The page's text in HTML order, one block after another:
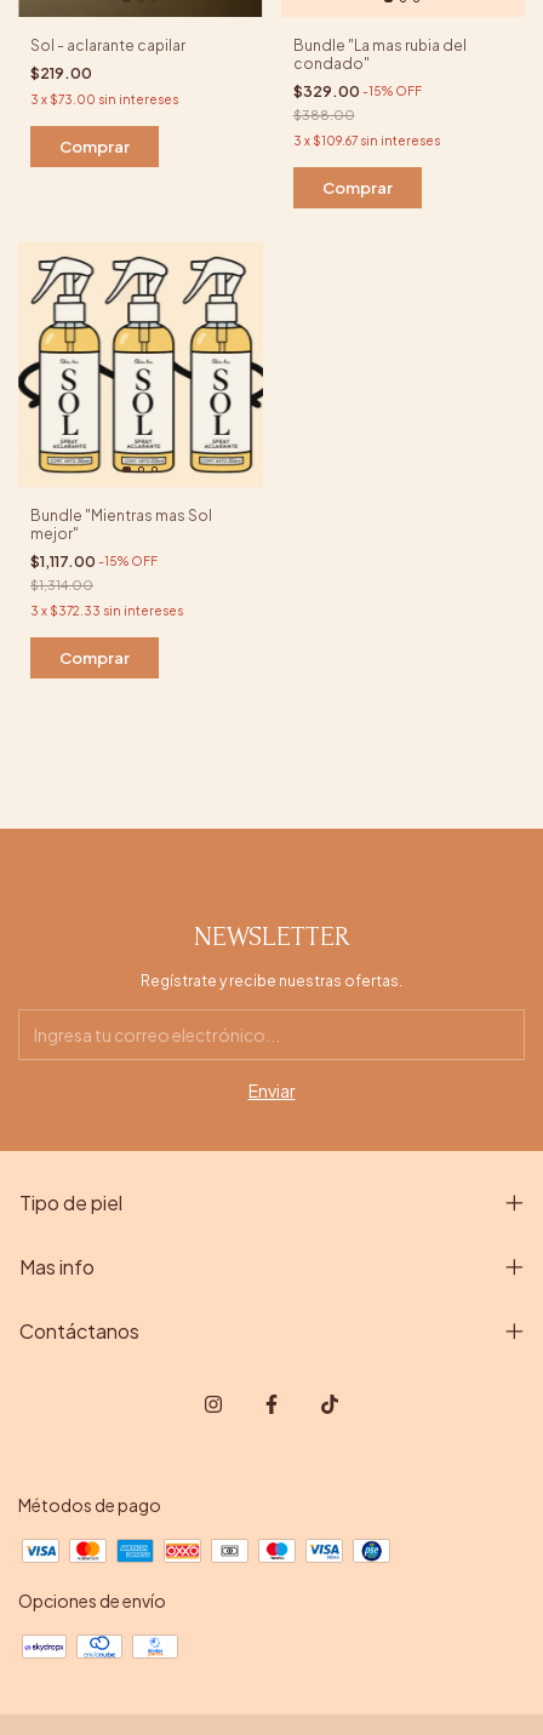
Sol - aclarante capilar
$219.00
3 x $73.00 sin intereses
Comprar
Bundle "La mas rubia del
condado"
$329.00 -15% OFF
$388.00
3 x $109.67 sin intereses
Bundle "Mientras mas Sol
mejor"
$1,117.00 -15% OFF
$1,314.00
3 x $372.33 sin intereses
NEWSLETTER
Regístrate y recibe nuestras ofertas.
Tipo de piel
Mas info
Contáctanos
Métodos de pago
Opciones de envío